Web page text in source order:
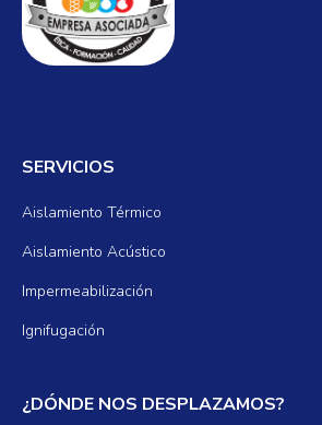
SERVICIOS
Aislamiento Térmico
Aislamiento Acústico
Impermeabilización
Ignifugación
¿DÓNDE NOS DESPLAZAMOS?